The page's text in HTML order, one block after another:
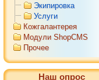
Экипировка
Услуги
Кожгалантерея
Модули ShopCMS
Прочее
Наш опрос